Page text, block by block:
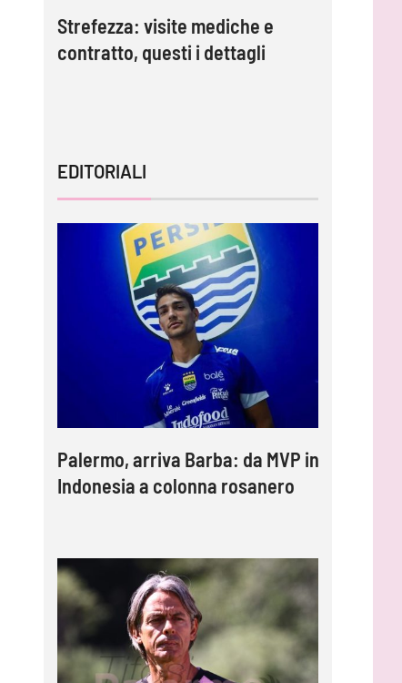
Strefezza: visite mediche e
contratto, questi i dettagli
EDITORIALI
Palermo, arriva Barba: da MVP in
Indonesia a colonna rosanero